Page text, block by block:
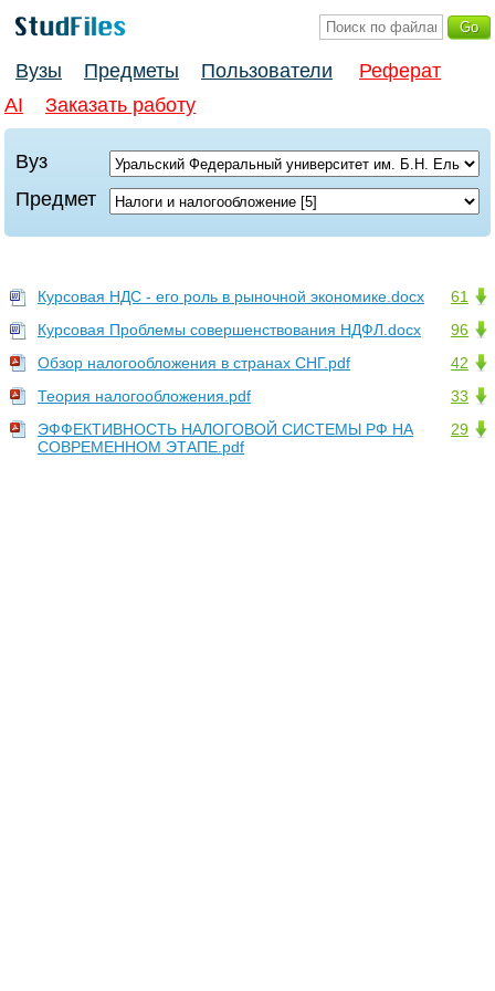
Вузы Предметы Пользователи
Реферат
AI
Заказать работу
Вуз
Предмет
61
Курсовая НДС - его роль в рыночной экономике.docx
96
Курсовая Проблемы совершенствования НДФЛ.docx
42
Обзор налогообложения в странах СНГ.pdf
33
Теория налогообложения.pdf
29
ЭФФЕКТИВНОСТЬ НАЛОГОВОЙ СИСТЕМЫ РФ НА
СОВРЕМЕННОМ ЭТАПЕ.pdf